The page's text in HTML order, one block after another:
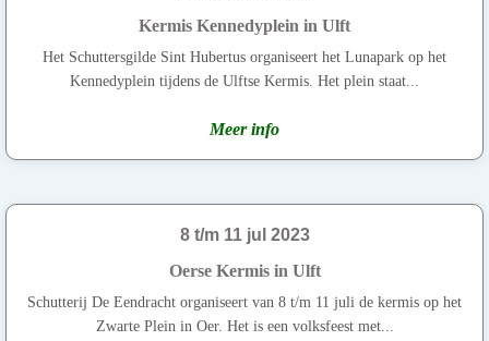
Kermis Kennedyplein in Ulft
Het Schuttersgilde Sint Hubertus organiseert het Lunapark op het
Kennedyplein tijdens de Ulftse Kermis. Het plein staat...
Meer info
8 t/m 11 jul 2023
Oerse Kermis in Ulft
Schutterij De Eendracht organiseert van 8 t/m 11 juli de kermis op het
Zwarte Plein in Oer. Het is een volksfeest met...